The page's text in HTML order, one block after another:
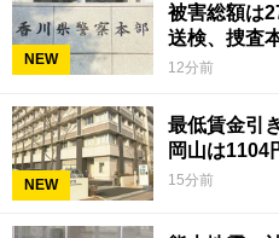
NEW
被害総額は
送検、捜査
12分前
NEW
最低賃金引
岡山は
15分前